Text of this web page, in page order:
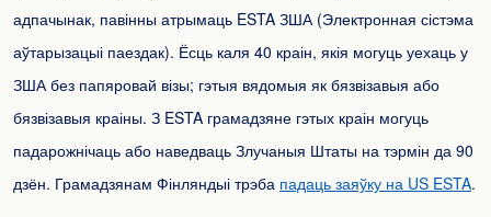
адпачынак, павінны атрымаць ESTA ЗША (Электронная сістэма
аўтарызацыі паездак). Ёсць каля 40 краін, якія могуць уехаць у
ЗША без папяровай візы; гэтыя вядомыя як бязвізавыя або
бязвізавыя краіны. З ESTA грамадзяне гэтых краін могуць
падарожнічаць або наведваць Злучаныя Штаты на тэрмін да 90
дзён. Грамадзянам Фінляндыі трэба падаць заяўку на US ESTA.